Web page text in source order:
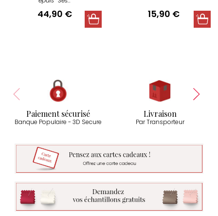
Prix
44,90 € Prix
15,90 €
Paiement sécurisé
Banque Populaire - 3D Secure
Livraison
Par Transporteur